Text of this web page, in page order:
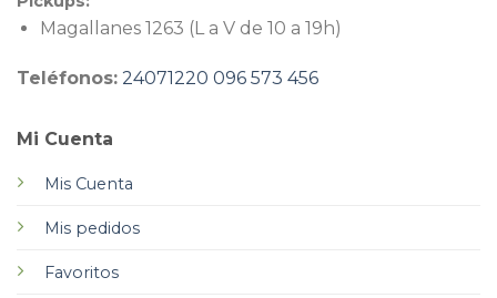
Mi Cuenta
Mis Cuenta
Mis pedidos
Favoritos
Magallanes 1263 (L a V de 10 a 19h)
Teléfonos: 24071220 096 573 456